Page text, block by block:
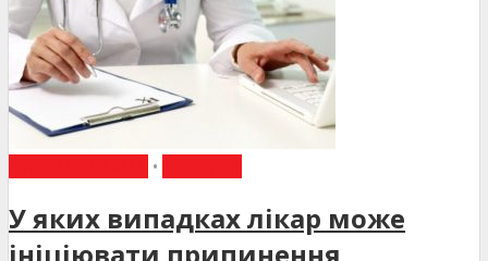
•
У яких випадках лікар може
ініціювати припинення